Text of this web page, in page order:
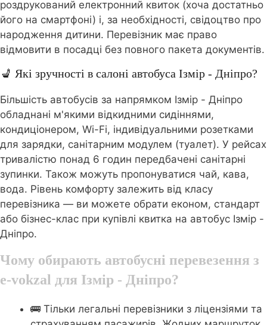
роздрукований електронний квиток (хоча достатньо
його на смартфоні) і, за необхідності, свідоцтво про
народження дитини. Перевізник має право
відмовити в посадці без повного пакета документів.
💺 Які зручності в салоні автобуса Ізмір - Дніпро?
Більшість автобусів за напрямком Ізмір - Дніпро
обладнані м'якими відкидними сидіннями,
кондиціонером, Wi-Fi, індивідуальними розетками
для зарядки, санітарним модулем (туалет). У рейсах
тривалістю понад 6 годин передбачені санітарні
зупинки. Також можуть пропонуватися чай, кава,
вода. Рівень комфорту залежить від класу
перевізника — ви можете обрати економ, стандарт
або бізнес-клас при купівлі квитка на автобус Ізмір -
Дніпро.
Чому обирають автобусні перевезення з
e-vokzal для Ізмір - Дніпро?
🚌 Тільки легальні перевізники з ліцензіями та